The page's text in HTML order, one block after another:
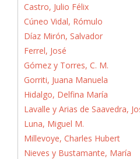
Castro, Julio Félix
Cúneo Vidal, Rómulo
Díaz Mirón, Salvador
Ferrel, José
Gómez y Torres, C. M.
Gorriti, Juana Manuela
Hidalgo, Delfina María
Lavalle y Arias de Saavedra,
Luna, Miguel M.
Millevoye, Charles Hubert
Nieves y Bustamante, María